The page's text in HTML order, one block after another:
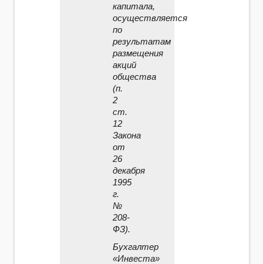
капитала,
осуществляется
по
результатам
размещения
акций
общества
(п.
2
ст.
12
Закона
от
26
декабря
1995
г.
№
208­
ФЗ).
Бухгалтер
«Инвеста»